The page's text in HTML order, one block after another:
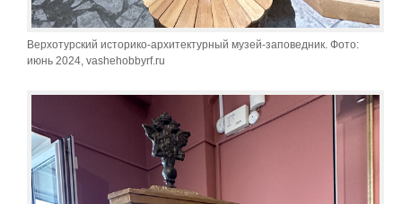
Верхотурский историко-архитектурный музей-заповедник. Фото:
июнь 2024, vashehobbyrf.ru